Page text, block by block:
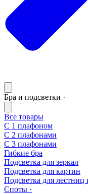
Бра и подсветки ·
Все товары
С 1 плафоном
С 2 плафонами
С 3 плафонами
Гибкие бра
Подсветка для зеркал
Подсветка для картин
Подсветка для лестниц
Споты ·